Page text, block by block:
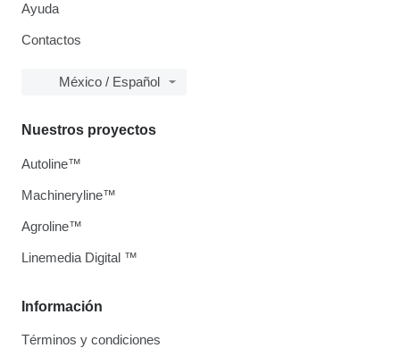
Ayuda
Contactos
México / Español
Información
Términos y condiciones
Nuestros proyectos
Autoline™
Machineryline™
Agroline™
Linemedia Digital ™